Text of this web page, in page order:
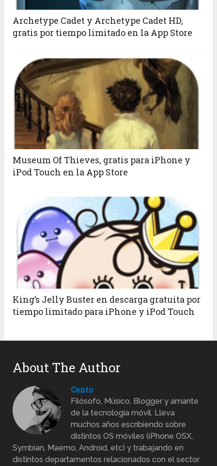
Archetype Cadet y Archetype Cadet HD,
gratis por tiempo limitado en la App Store
Museum Of Thieves, gratis para iPhone y
iPod Touch en la App Store
King’s Jelly Buster en descarga gratuita por
tiempo limitado para iPhone y iPod Touch
About The Author
Cento
Filósofo, Músico, Blogger y amante
de la tecnología móvil. Lleva
muchos años escribiendo sobre
distintos OS móviles (iPhone OSX,
Symbian, Maemo, Android, etc) y trabajando en
distintos departamentos relacionados con el sector